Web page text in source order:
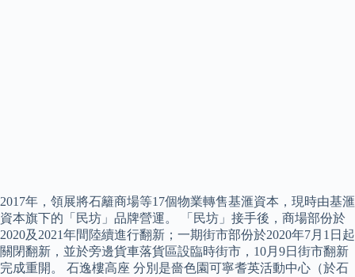
2017年，領展將石籬商場等17個物業轉售基滙資本，現時由基滙
資本旗下的「民坊」品牌營運。 「民坊」接手後，商場部份於
2020及2021年間陸續進行翻新；一期街市部份於2020年7月1日起
關閉翻新，並於旁邊貨車落貨區設臨時街市，10月9日街市翻新
完成重開。 石逸樓高座 分別是嗇色園可寧耆英活動中心（於石